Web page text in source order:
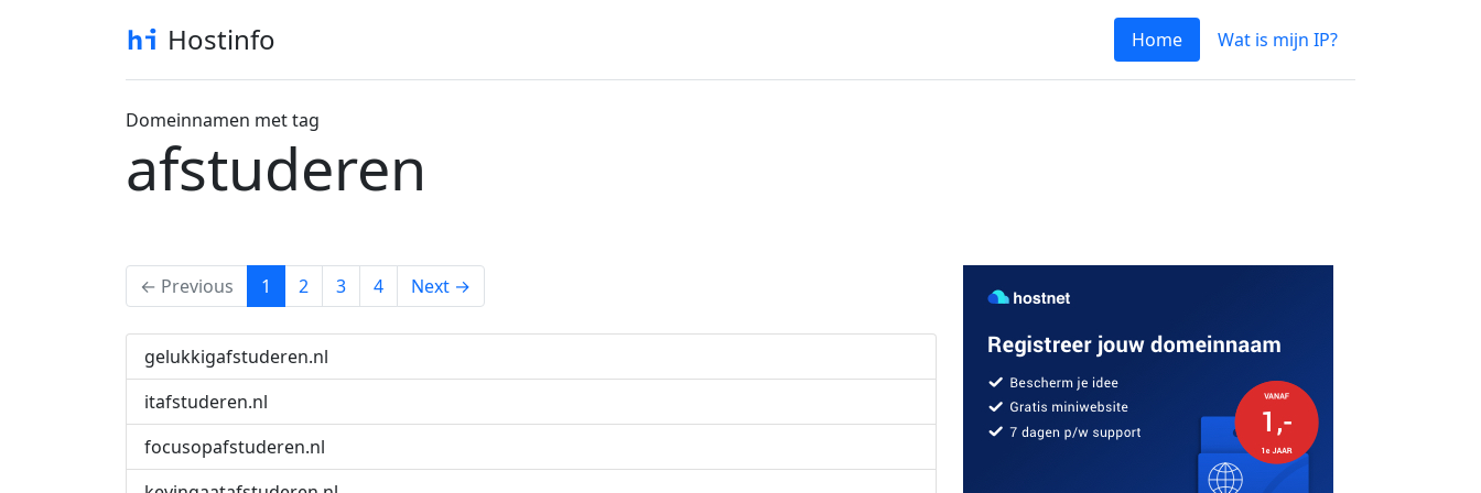
Hostinfo Home Wat is mijn IP?
Domeinnamen met tag
afstuderen
← Previous 1 (current)
2 3 4 Next →
gelukkigafstuderen.nl
itafstuderen.nl
focusopafstuderen.nl